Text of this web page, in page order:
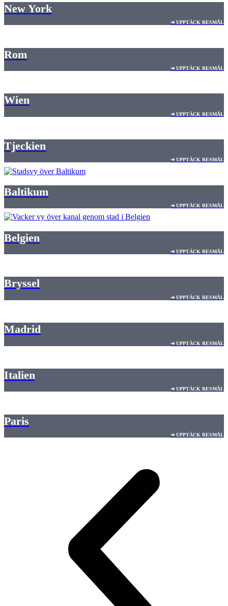
New York
➔ UPPTÄCK RESMÅL
Rom
➔ UPPTÄCK RESMÅL
Wien
➔ UPPTÄCK RESMÅL
Tjeckien
➔ UPPTÄCK RESMÅL
Baltikum
➔ UPPTÄCK RESMÅL
Belgien
➔ UPPTÄCK RESMÅL
Bryssel
➔ UPPTÄCK RESMÅL
Madrid
➔ UPPTÄCK RESMÅL
Italien
➔ UPPTÄCK RESMÅL
Paris
➔ UPPTÄCK RESMÅL